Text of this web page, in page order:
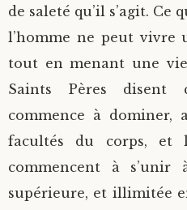
de saleté qu’il s’agit. Ce
l’homme ne peut vivre
tout en menant une
Saints Pères disent
commence à dominer,
facultés du corps, et
commencent à s’unir
supérieure, et illimitée